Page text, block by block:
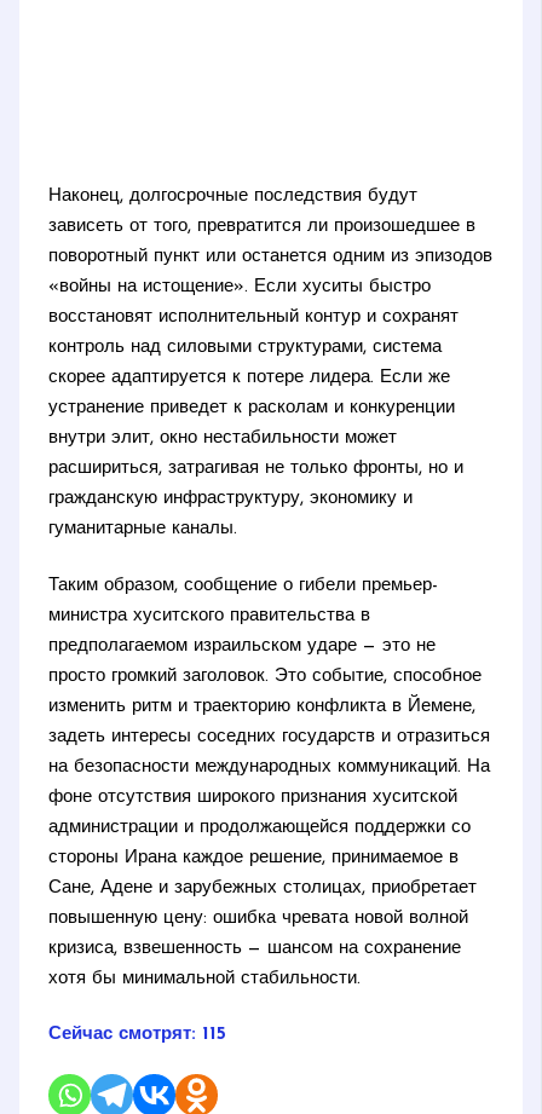
Наконец, долгосрочные последствия будут
зависеть от того, превратится ли произошедшее в
поворотный пункт или останется одним из эпизодов
«войны на истощение». Если хуситы быстро
восстановят исполнительный контур и сохранят
контроль над силовыми структурами, система
скорее адаптируется к потере лидера. Если же
устранение приведет к расколам и конкуренции
внутри элит, окно нестабильности может
расшириться, затрагивая не только фронты, но и
гражданскую инфраструктуру, экономику и
гуманитарные каналы.
Таким образом, сообщение о гибели премьер-
министра хуситского правительства в
предполагаемом израильском ударе — это не
просто громкий заголовок. Это событие, способное
изменить ритм и траекторию конфликта в Йемене,
задеть интересы соседних государств и отразиться
на безопасности международных коммуникаций. На
фоне отсутствия широкого признания хуситской
администрации и продолжающейся поддержки со
стороны Ирана каждое решение, принимаемое в
Сане, Адене и зарубежных столицах, приобретает
повышенную цену: ошибка чревата новой волной
кризиса, взвешенность — шансом на сохранение
хотя бы минимальной стабильности.
Сейчас смотрят: 115